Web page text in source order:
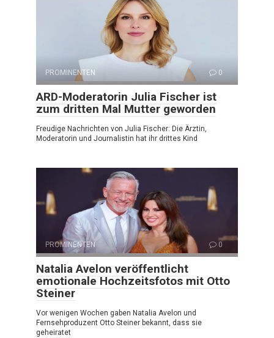
PROMINENTEN 0
ARD-Moderatorin Julia Fischer ist
zum dritten Mal Mutter geworden
Freudige Nachrichten von Julia Fischer: Die Ärztin,
Moderatorin und Journalistin hat ihr drittes Kind
PROMINENTEN 0
Natalia Avelon veröffentlicht
emotionale Hochzeitsfotos mit Otto
Steiner
Vor wenigen Wochen gaben Natalia Avelon und
Fernsehproduzent Otto Steiner bekannt, dass sie
geheiratet